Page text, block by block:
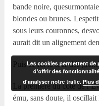
bande noire,
blondes ou brunes.
sous leurs couronnes,
aurait dit un alignement
Puis ce fut le tour des
La première du côté de
ému, sans doute, il
Les cookies permettent de
d'offrir des
d'analyser notre trafic.Plus